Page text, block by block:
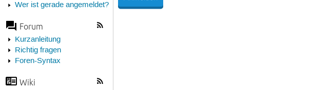
Wer ist gerade angemeldet?
Forum
Kurzanleitung
Richtig fragen
Foren-Syntax
Wiki